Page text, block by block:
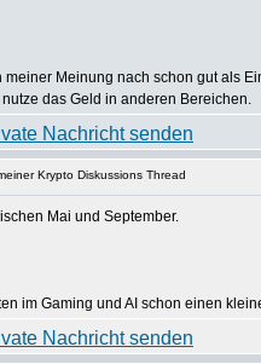
Meinung nach schon gut als
das Geld in anderen Bereichen.
Krypto Diskussions Thread
Mai und September.
im Gaming und AI schon einen